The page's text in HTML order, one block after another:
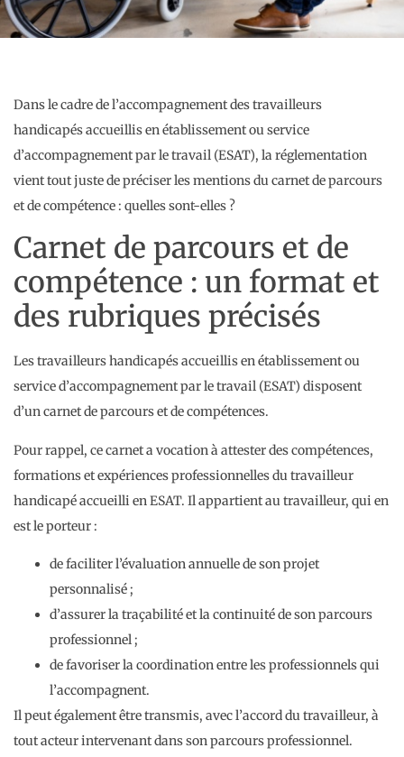
Dans le cadre de l’accompagnement des travailleurs
handicapés accueillis en établissement ou service
d’accompagnement par le travail (ESAT), la réglementation
vient tout juste de préciser les mentions du carnet de parcours
et de compétence : quelles sont-elles ?
Carnet de parcours et de
compétence : un format et
des rubriques précisés
Les travailleurs handicapés accueillis en établissement ou
service d’accompagnement par le travail (ESAT) disposent
d’un carnet de parcours et de compétences.
Pour rappel, ce carnet a vocation à attester des compétences,
formations et expériences professionnelles du travailleur
handicapé accueilli en ESAT. Il appartient au travailleur, qui en
est le porteur :
de faciliter l’évaluation annuelle de son projet
personnalisé ;
d’assurer la traçabilité et la continuité de son parcours
professionnel ;
de favoriser la coordination entre les professionnels qui
l’accompagnent.
Il peut également être transmis, avec l’accord du travailleur, à
tout acteur intervenant dans son parcours professionnel.